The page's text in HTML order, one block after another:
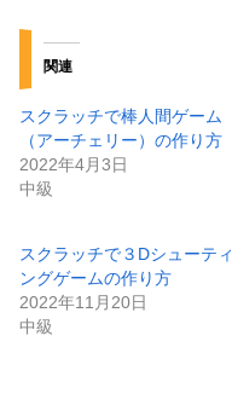
関連
スクラッチで棒人間ゲーム
（アーチェリー）の作り方
2022年4月3日
中級
スクラッチで３Dシューティ
ングゲームの作り方
2022年11月20日
中級